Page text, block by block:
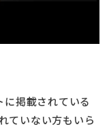
掲載されている
ていない方もいら